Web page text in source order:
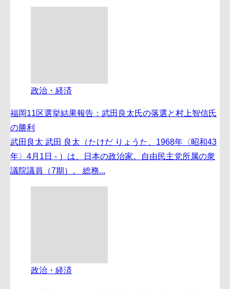
政治・経済
福岡11区選挙結果報告：武田良太氏の落選と村上智信氏
の勝利
武田良太 武田 良太（たけだ りょうた、1968年〈昭和43
年〉4月1日 - ）は、日本の政治家。自由民主党所属の衆
議院議員（7期）。 総務...
政治・経済